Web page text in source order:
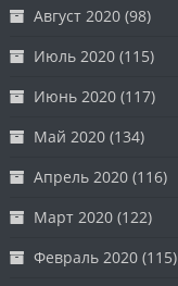
Август 2020 (98)
Июль 2020 (115)
Июнь 2020 (117)
Май 2020 (134)
Апрель 2020 (116)
Март 2020 (122)
Февраль 2020 (115)